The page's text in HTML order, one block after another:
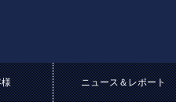
ニュース＆レポート